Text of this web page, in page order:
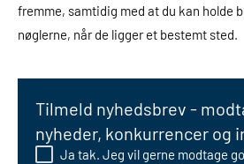
fremme, samtidig med at du kan holde
nøglerne, når de ligger et bestemt sted.
Tilmeld nyhedsbrev -
nyheder, konkurrencer og
Ja tak. Jeg vil gerne modtage